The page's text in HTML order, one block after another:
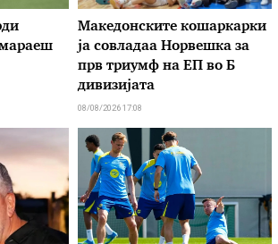
Македонските кошаркарки
ја совладаа Норвешка за
прв триумф на ЕП во Б
дивизијата
08/08/2026 17:08